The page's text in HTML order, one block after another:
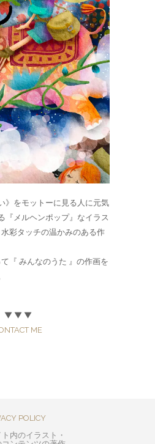
》をモットーに見る人に元気
『メルヘンポップ』なイラス
彩タッチの温かみのある作
て『 みんなのうた 』の作画を
▼ ▼ ▼
ME
POLICY
内のイラスト・